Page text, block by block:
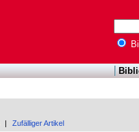
Zufälliger Artikel